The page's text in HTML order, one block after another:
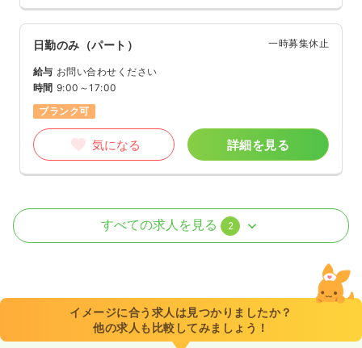
日勤のみ（パート） 一時募集休止
給与 お問い合わせください
時間 9:00～17:00
ブランク可
気になる 詳細を見る
オペ室(手術室)正看護師
9:00～17:00
土日祝休み
第二新卒可 月給30万円以上可
すべての求人を見る 2
イメージに合う求人は見つかりましたか？
他の求人も比較してみましょう！